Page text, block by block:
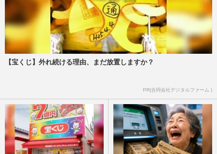
【宝くじ】外れ続ける理由、まだ放置しますか？
PR(合同会社デジタルファーム )